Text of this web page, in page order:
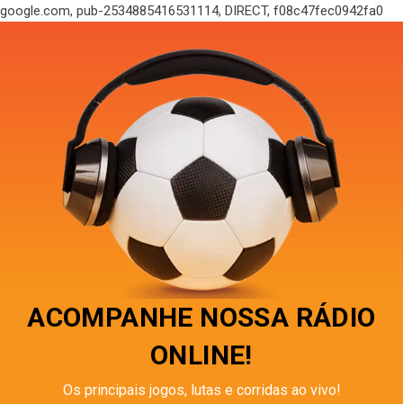
google.com, pub-2534885416531114, DIRECT, f08c47fec0942fa0
ACOMPANHE NOSSA RÁDIO
ONLINE!
Os principais jogos, lutas e corridas ao vivo!